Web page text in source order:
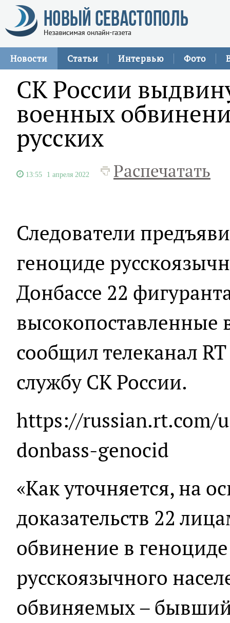
Новости Статьи Интервью Фото
СК России
военных
русских
13:55 1 апреля 2022 Распечатать
Следователи
геноциде
Донбассе 22
высокопоставленные
сообщил телеканал
службу СК России.
https://russian.rt.com/
donbass-genocid
«Как уточняется, на
доказательств 22
обвинение в
русскоязычного
обвиняемых –